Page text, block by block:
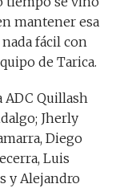
mantener esa
fácil con
de Tarica.
Quillash
Jherly
Diego
Luis
y Alejandro